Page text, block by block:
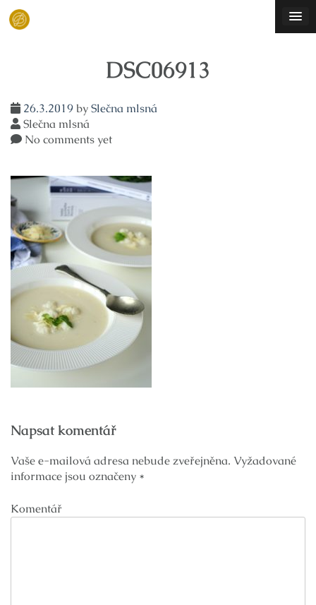
Skip
DSC06913
26.3.2019bySlečna mlsná
Slečna mlsná
No comments yet
pro
příspěvek
Napsat komentář
Vaše e-mailová adresa nebude zveřejněna. Vyžadované
informace jsou označeny *
Komentář